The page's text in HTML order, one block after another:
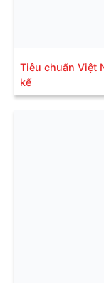
Tiêu chuẩn Việt
kế